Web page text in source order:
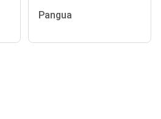
Pangua